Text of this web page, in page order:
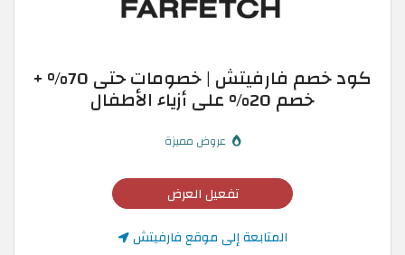
كود خصم فارفيتش | خصومات حتى 70% +
خصم 20% على أزياء الأطفال
عروض مميزة
تفعيل العرض
المتابعة إلى موقع فارفيتش